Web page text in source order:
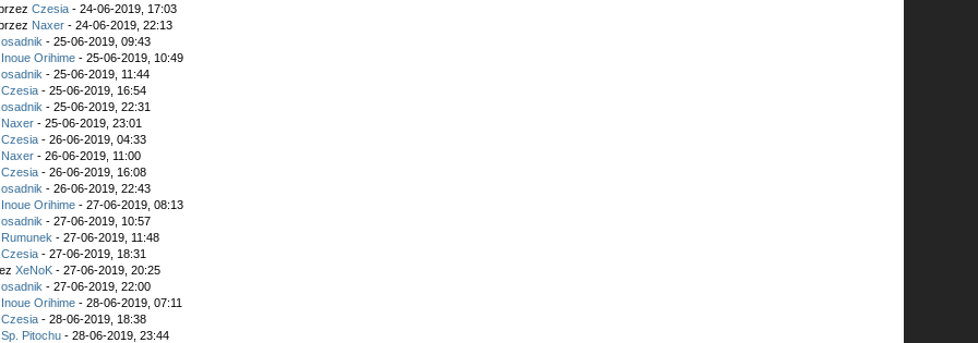
Czesia - 24-06-2019, 17:03
Naxer - 24-06-2019, 22:13
osadnik - 25-06-2019, 09:43
Inoue Orihime - 25-06-2019, 10:49
osadnik - 25-06-2019, 11:44
Czesia - 25-06-2019, 16:54
osadnik - 25-06-2019, 22:31
Naxer - 25-06-2019, 23:01
Czesia - 26-06-2019, 04:33
Naxer - 26-06-2019, 11:00
Czesia - 26-06-2019, 16:08
osadnik - 26-06-2019, 22:43
Inoue Orihime - 27-06-2019, 08:13
osadnik - 27-06-2019, 10:57
Rumunek - 27-06-2019, 11:48
Czesia - 27-06-2019, 18:31
XeNoK - 27-06-2019, 20:25
osadnik - 27-06-2019, 22:00
Inoue Orihime - 28-06-2019, 07:11
Czesia - 28-06-2019, 18:38
Sp. Pitochu - 28-06-2019, 23:44